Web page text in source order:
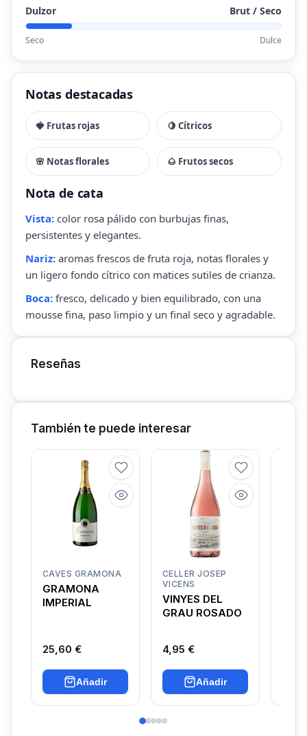
Dulzor Brut / Seco
Seco Dulce
Notas destacadas
🍓 Frutas rojas 🍋 Cítricos
🌸 Notas florales 🌰 Frutos secos
Nota de cata
Vista: color rosa pálido con burbujas finas,
persistentes y elegantes.
Nariz: aromas frescos de fruta roja, notas florales y
un ligero fondo cítrico con matices sutiles de crianza.
Boca: fresco, delicado y bien equilibrado, con una
mousse fina, paso limpio y un final seco y agradable.
Reseñas
También te puede interesar
CAVES GRAMONA
GRAMONA
IMPERIAL
25,60 €
Añadir
CELLER JOSEP
VICENS
VINYES DEL
GRAU ROSADO
4,95 €
Añadir